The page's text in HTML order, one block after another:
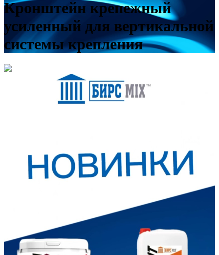
Кронштейн крепежный
усиленный для вертикальной
системы крепления